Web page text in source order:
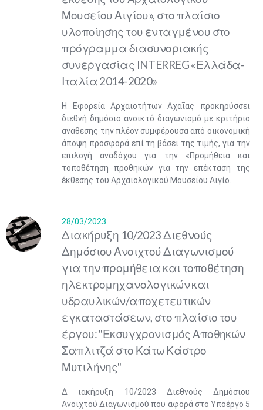
Μουσείου Αιγίου», στο πλαίσιο
υλοποίησης του ενταγμένου στο
πρόγραμμα διασυνοριακής
συνεργασίας INTERREG «Ελλάδα-
Ιταλία 2014-2020»
Η Εφορεία Αρχαιοτήτων Αχαΐας προκηρύσσει
διεθνή δημόσιο ανοικτό διαγωνισμό με κριτήριο
ανάθεσης την πλέον συμφέρουσα από οικονομική
άποψη προσφορά επί τη βάσει της τιμής, για την
επιλογή αναδόχου για την «Προμήθεια και
τοποθέτηση προθηκών για την επέκταση της
έκθεσης του Αρχαιολογικού Μουσείου Αιγίο...
28/03/2023
Διακήρυξη 10/2023 Διεθνούς
Δημόσιου Ανοιχτού Διαγωνισμού
για την προμήθεια και τοποθέτηση
ηλεκτρομηχανολογικών και
υδραυλικών/αποχετευτικών
εγκαταστάσεων, στο πλαίσιο του
έργου: "Εκσυγχρονισμός Αποθηκών
Σαπλιτζά στο Κάτω Κάστρο
Μυτιλήνης"
Δ ιακήρυξη 10/2023 Διεθνούς Δημόσιου
Ανοιχτού Διαγωνισμού που αφορά στο Υποέργο 5